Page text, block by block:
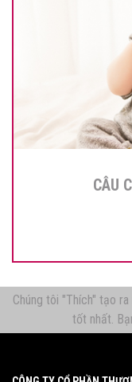
CÂU
Chúng tôi "Thích" tạo
tốt nhất.